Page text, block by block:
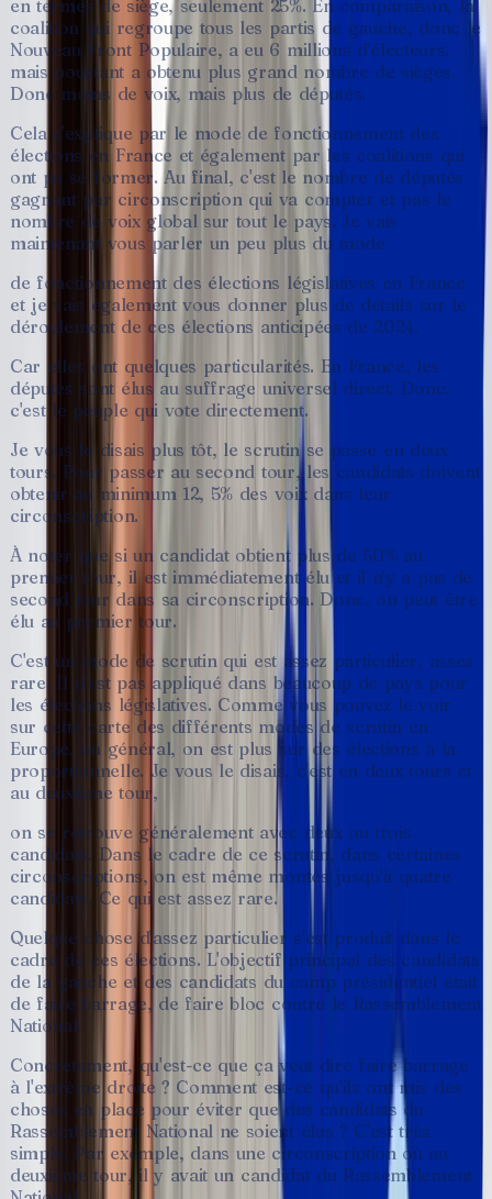
en termes de siège, seulement 25%. En comparaison, la
coalition qui regroupe tous les partis de gauche, donc le
Nouveau Front Populaire, a eu 6 millions d'électeurs,
mais pourtant a obtenu plus grand nombre de sièges.
Donc moins de voix, mais plus de députés.
Cela s'explique par le mode de fonctionnement des
élections en France et également par les coalitions qui
ont pu se former. Au final, c'est le nombre de députés
gagnant par circonscription qui va compter et pas le
nombre de voix global sur tout le pays. Je vais
maintenant vous parler un peu plus du mode
de fonctionnement des élections législatives en France
et je vais également vous donner plus de détails sur le
déroulement de ces élections anticipées de 2024.
Car elles ont quelques particularités. En France, les
députés sont élus au suffrage universel direct. Donc,
c'est le peuple qui vote directement.
Je vous le disais plus tôt, le scrutin se passe en deux
tours. Pour passer au second tour, les candidats doivent
obtenir au minimum 12, 5% des voix dans leur
circonscription.
À noter que si un candidat obtient plus de 50% au
premier tour, il est immédiatement élu et il n'y a pas de
second tour dans sa circonscription. Donc, on peut être
élu au premier tour.
C'est un mode de scrutin qui est assez particulier, assez
rare. Il n'est pas appliqué dans beaucoup de pays pour
les élections législatives. Comme vous pouvez le voir
sur cette carte des différents modes de scrutin en
Europe, en général, on est plus sur des élections à la
proportionnelle. Je vous le disais, c'est en deux tours et
au deuxième tour,
on se retrouve généralement avec deux ou trois
candidats. Dans le cadre de ce scrutin, dans certaines
circonscriptions, on est même montés jusqu'à quatre
candidats. Ce qui est assez rare.
Quelque chose d'assez particulier s'est produit dans le
cadre de ces élections. L'objectif principal des candidats
de la gauche et des candidats du camp présidentiel était
de faire barrage, de faire bloc contre le Rassemblement
National.
Concrètement, qu'est-ce que ça veut dire faire barrage
à l'extrême droite ? Comment est-ce qu'ils ont mis des
choses en place pour éviter que des candidats du
Rassemblement National ne soient élus ? C'est très
simple. Par exemple, dans une circonscription où au
deuxième tour, il y avait un candidat du Rassemblement